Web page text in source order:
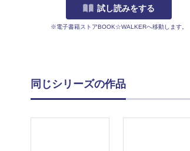
試し読みをする
※電子書籍ストアBOOK☆WALKERへ移動します。
同じシリーズの作品